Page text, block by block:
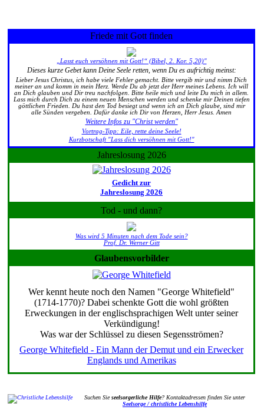
Friede mit Gott finden
„Lasst euch versöhnen mit Gott!“ (Bibel, 2. Kor. 5,20)"
Dieses kurze Gebet kann Deine Seele retten, wenn Du es aufrichtig meinst:
Lieber Jesus Christus, ich habe viele Fehler gemacht. Bitte vergib mir und nimm Dich
meiner an und komm in mein Herz. Werde Du ab jetzt der Herr meines Lebens. Ich will
an Dich glauben und Dir treu nachfolgen. Bitte heile mich und leite Du mich in allem.
Lass mich durch Dich zu einem neuen Menschen werden und schenke mir Deinen tiefen
göttlichen Frieden. Du hast den Tod besiegt und wenn ich an Dich glaube, sind mir
alle Sünden vergeben. Dafür danke ich Dir von Herzen, Herr Jesus. Amen
Weitere Infos zu "Christ werden"
Vortrag-Tipp: Eile, rette deine Seele!
Kurzbotschaft "Lass dich versöhnen mit Gott!"
Jahreslosung 2026
Gedicht zur
Jahreslosung 2026
Tod - und dann?
Was wird 5 Minuten nach dem Tode sein?
Prof. Dr. Werner Gitt
Glaubensvorbilder
Wer kennt heute noch den Namen "George Whitefield"
(1714-1770)? Dabei schenkte Gott die wohl größten
Erweckungen in der englischsprachigen Welt unter seiner
Verkündigung!
Was war der Schlüssel zu diesen Segensströmen?
George Whitefield - Ein Mann der Demut und ein Erwecker
Englands und Amerikas
Suchen Sieseelsorgerliche Hilfe? Kontaktadressen finden Sie unter
Seelsorge / christliche Lebenshilfe